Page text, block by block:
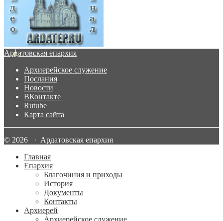
Ардатовская епархия
Архиерейское служение
Послания
Новости
ВКонтакте
Rutube
Карта сайта
© 2026 · Ардатовская епархия
Главная
Епархия
Благочиния и приходы
История
Документы
Контакты
Архиерей